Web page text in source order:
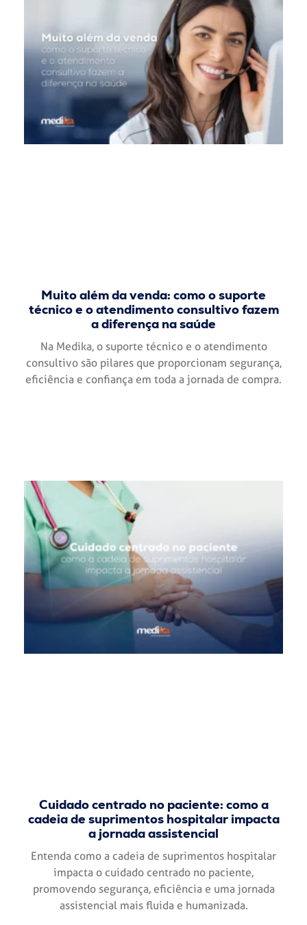
Muito além da venda: como o suporte
técnico e o atendimento consultivo fazem
a diferença na saúde
Na Medika, o suporte técnico e o atendimento
consultivo são pilares que proporcionam segurança,
eficiência e confiança em toda a jornada de compra.
Cuidado centrado no paciente: como a
cadeia de suprimentos hospitalar impacta
a jornada assistencial
Entenda como a cadeia de suprimentos hospitalar
impacta o cuidado centrado no paciente,
promovendo segurança, eficiência e uma jornada
assistencial mais fluida e humanizada.